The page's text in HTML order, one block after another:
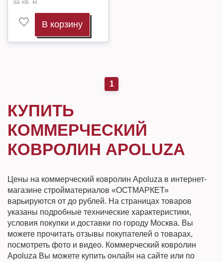
В корзину
1
КУПИТЬ
КОММЕРЧЕСКИЙ
КОВРОЛИН APOLUZA
Цены на коммерческий ковролин Apoluza в интернет-
магазине стройматериалов «ОСТМАРКЕТ»
варьируются от до рублей. На страницах товаров
указаны подробные технические характеристики,
условия покупки и доставки по городу Москва. Вы
можете прочитать отзывы покупателей о товарах,
посмотреть фото и видео. Коммерческий ковролин
Apoluza Вы можете купить онлайн на сайте или по